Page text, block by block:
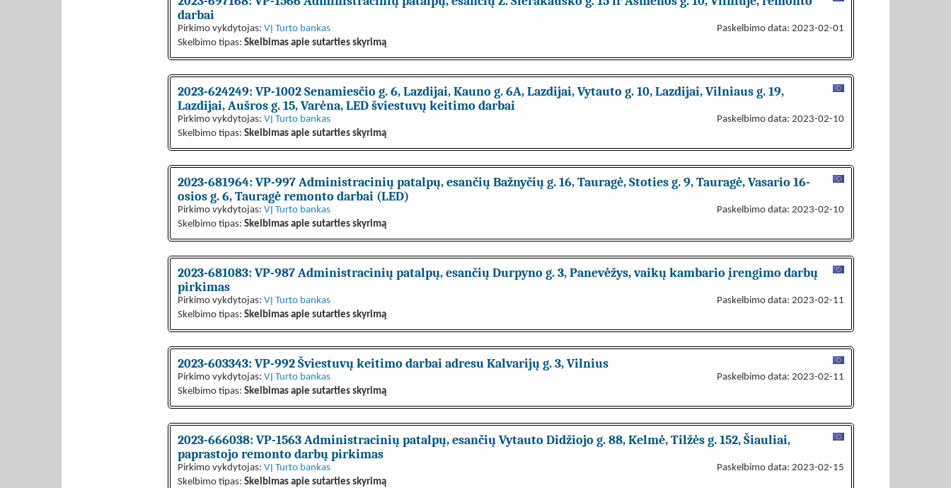
darbai
Pirkimo vykdytojas: VĮ Turto bankas
Skelbimo tipas: Skelbimas apie sutarties skyrimą
Paskelbimo data: 2023-02-01
2023-624249: VP-1002 Senamiesčio g. 6, Lazdijai, Kauno g. 6A, Lazdijai, Vytauto g. 10, Lazdijai, Vilniaus g. 19,
Lazdijai, Aušros g. 15, Varėna, LED šviestuvų keitimo darbai
Pirkimo vykdytojas: VĮ Turto bankas
Skelbimo tipas: Skelbimas apie sutarties skyrimą
Paskelbimo data: 2023-02-10
2023-681964: VP-997 Administracinių patalpų, esančių Bažnyčių g. 16, Tauragė, Stoties g. 9, Tauragė, Vasario 16-
osios g. 6, Tauragė remonto darbai (LED)
Pirkimo vykdytojas: VĮ Turto bankas
Skelbimo tipas: Skelbimas apie sutarties skyrimą
Paskelbimo data: 2023-02-10
2023-681083: VP-987 Administracinių patalpų, esančių Durpyno g. 3, Panevėžys, vaikų kambario įrengimo darbų
pirkimas
Pirkimo vykdytojas: VĮ Turto bankas
Skelbimo tipas: Skelbimas apie sutarties skyrimą
Paskelbimo data: 2023-02-11
2023-603343: VP-992 Šviestuvų keitimo darbai adresu Kalvarijų g. 3, Vilnius
Pirkimo vykdytojas: VĮ Turto bankas
Skelbimo tipas: Skelbimas apie sutarties skyrimą
Paskelbimo data: 2023-02-11
2023-666038: VP-1563 Administracinių patalpų, esančių Vytauto Didžiojo g. 88, Kelmė, Tilžės g. 152, Šiauliai,
paprastojo remonto darbų pirkimas
Pirkimo vykdytojas: VĮ Turto bankas
Skelbimo tipas: Skelbimas apie sutarties skyrimą
Paskelbimo data: 2023-02-15